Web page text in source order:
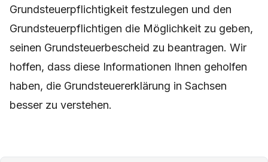
Grundsteuerpflichtigkeit festzulegen und den
Grundsteuerpflichtigen die Möglichkeit zu geben,
seinen Grundsteuerbescheid zu beantragen. Wir
hoffen, dass diese Informationen Ihnen geholfen
haben, die Grundsteuererklärung in Sachsen
besser zu verstehen.